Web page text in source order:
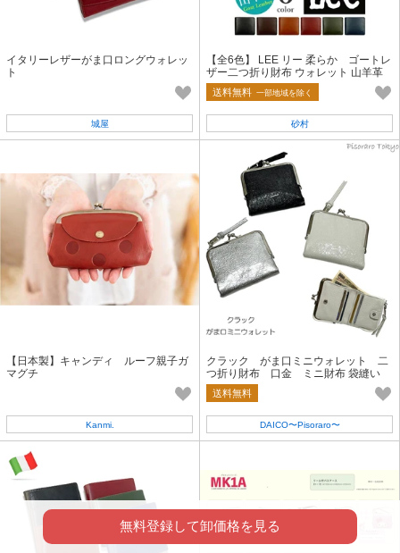
イタリーレザーがま口ロングウォレッ
ト
城屋
【全6色】 LEE リー 柔らか ゴートレ
ザー二つ折り財布 ウォレット 山羊革
本革 リアルレザー(les-2)
送料無料 一部地域を除く
砂村
【日本製】キャンディ ルーフ親子ガ
マグチ
Kanmi.
クラック がま口ミニウォレット 二
つ折り財布 口金 ミニ財布 袋縫い
Pisoraro
送料無料
DAICO〜Pisoraro〜
無料登録して卸価格を見る